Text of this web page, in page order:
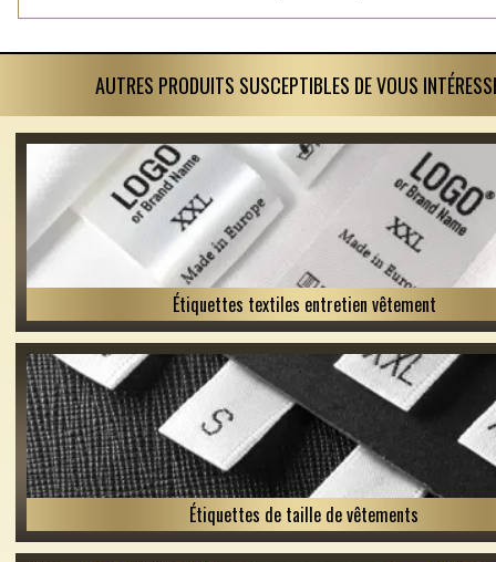
AUTRES PRODUITS SUSCEPTIBLES DE VOUS
Étiquettes textiles entretien vêtement
Étiquettes de taille de vêtements